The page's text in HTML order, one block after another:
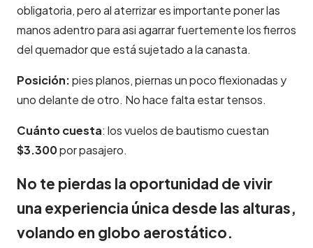
obligatoria, pero al aterrizar es importante poner las
manos adentro para asi agarrar fuertemente los fierros
del quemador que está sujetado a la canasta.
Posición:pies planos, piernas un poco flexionadas y
uno delante de otro. No hace falta estar tensos.
Cuánto cuesta: los vuelos de bautismo cuestan
$3.300por pasajero.
No te pierdas la oportunidad de vivir
una experiencia única desde las alturas,
volando en globo aerostático.